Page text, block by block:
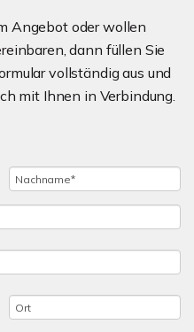
Angebot oder wollen
dann füllen Sie
vollständig aus und
mit Ihnen in Verbindung.